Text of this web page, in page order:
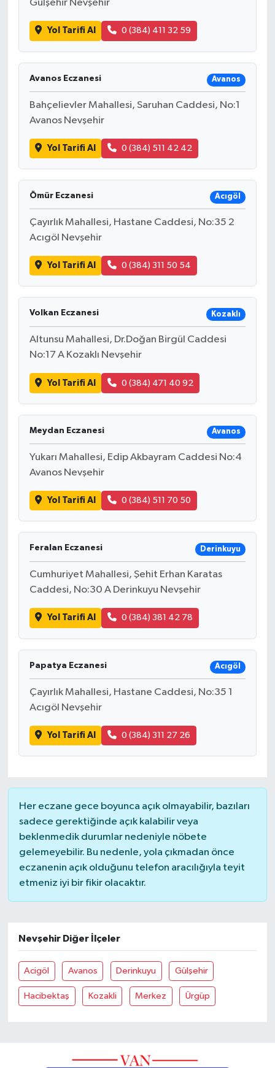
Gülşehir Nevşehir
Yol Tarifi Al 0 (384) 411 32 59
Avanos Eczanesi Avanos
Bahçelievler Mahallesi, Saruhan Caddesi, No:1
Avanos Nevşehir
Yol Tarifi Al 0 (384) 511 42 42
Ömür Eczanesi Acıgöl
Çayırlık Mahallesi, Hastane Caddesi, No:35 2
Acıgöl Nevşehir
Yol Tarifi Al 0 (384) 311 50 54
Volkan Eczanesi Kozaklı
Altunsu Mahallesi, Dr.Doğan Birgül Caddesi
No:17 A Kozaklı Nevşehir
Yol Tarifi Al 0 (384) 471 40 92
Meydan Eczanesi Avanos
Yukarı Mahallesi, Edip Akbayram Caddesi No:4
Avanos Nevşehir
Yol Tarifi Al 0 (384) 511 70 50
Feralan Eczanesi Derinkuyu
Cumhuriyet Mahallesi, Şehit Erhan Karatas
Caddesi, No:30 A Derinkuyu Nevşehir
Yol Tarifi Al 0 (384) 381 42 78
Papatya Eczanesi Acıgöl
Çayırlık Mahallesi, Hastane Caddesi, No:35 1
Acıgöl Nevşehir
Yol Tarifi Al 0 (384) 311 27 26
Her eczane gece boyunca açık olmayabilir, bazıları
sadece gerektiğinde açık kalabilir veya
beklenmedik durumlar nedeniyle nöbete
gelemeyebilir. Bu nedenle, yola çıkmadan önce
eczanenin açık olduğunu telefon aracılığıyla teyit
etmeniz iyi bir fikir olacaktır.
Nevşehir Diğer İlçeler
Acigöl Avanos Derinkuyu Gülşehir
Hacibektaş Kozakli Merkez Ürgüp